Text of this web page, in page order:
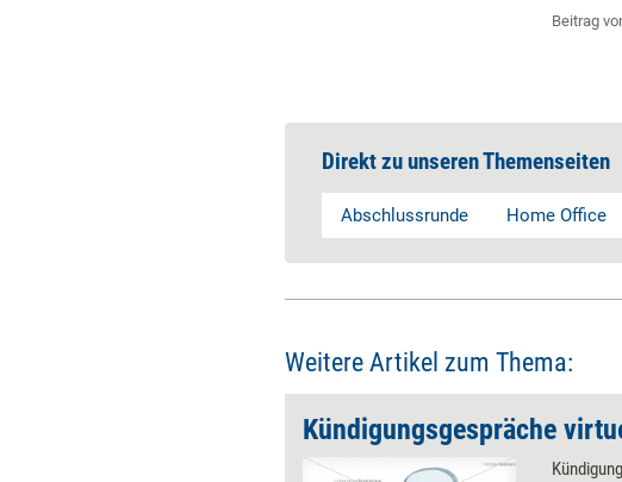
Beitrag
Direkt zu unseren Themenseiten
Abschlussrunde Home Office
Weitere Artikel zum Thema:
Kündigungsgespräche